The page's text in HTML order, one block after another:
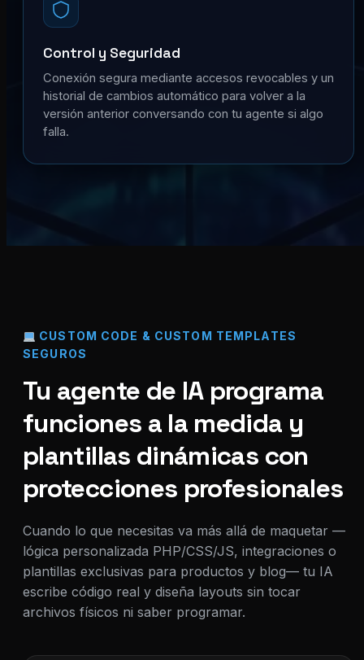
Control y Seguridad
Conexión segura mediante accesos revocables y un
historial de cambios automático para volver a la
versión anterior conversando con tu agente si algo
falla.
CUSTOM CODE & CUSTOM TEMPLATES
SEGUROS
Tu agente de IA programa
funciones a la medida y
plantillas dinámicas con
protecciones profesionales
Cuando lo que necesitas va más allá de maquetar —
lógica personalizada PHP/CSS/JS, integraciones o
plantillas exclusivas para productos y blog— tu IA
escribe código real y diseña layouts sin tocar
archivos físicos ni saber programar.